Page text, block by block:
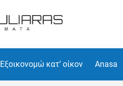
Εξοικονομώ κατ’ οίκον Anasa